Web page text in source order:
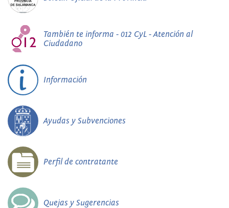
También te informa - 012 CyL - Atención al
Ciudadano
Información
Ayudas y Subvenciones
Perfil de contratante
Quejas y Sugerencias